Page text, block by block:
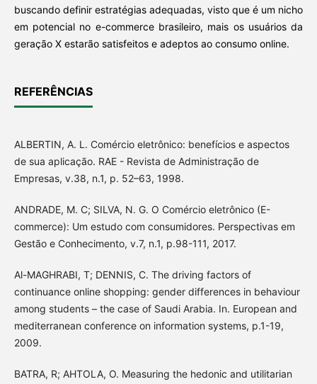
buscando definir estratégias adequadas, visto que é um nicho
em potencial no e-commerce brasileiro, mais os usuários da
geração X estarão satisfeitos e adeptos ao consumo online.
REFERÊNCIAS
ALBERTIN, A. L. Comércio eletrônico: benefícios e aspectos
de sua aplicação. RAE - Revista de Administração de
Empresas, v.38, n.1, p. 52–63, 1998.
ANDRADE, M. C; SILVA, N. G. O Comércio eletrônico (E-
commerce): Um estudo com consumidores. Perspectivas em
Gestão e Conhecimento, v.7, n.1, p.98-111, 2017.
Al-MAGHRABI, T; DENNIS, C. The driving factors of
continuance online shopping: gender differences in behaviour
among students – the case of Saudi Arabia. In. European and
mediterranean conference on information systems, p.1-19,
2009.
BATRA, R; AHTOLA, O. Measuring the hedonic and utilitarian